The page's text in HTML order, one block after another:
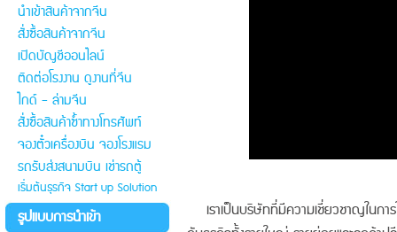
นำเข้าสินค้าจากจีน
สั่งซื้อสินค้าจากจีน
เปิดบัญชีออนไลน์
ติดต่อโรงงาน ดูงานที่จีน
ไกด์ - ล่ามจีน
สั่งซื้อสินค้าซ้ำทางโทรศัพท์
จองตั๋วเครื่องบิน จองโรงแรม
รถรับส่งสนามบิน เช่ารถตู้
เริ่มต้นธุรกิจ Start up Solution
รูปแบบการนำเข้า
เราเป็นบริษัทที่มีความเชี่ยวชาญในกา